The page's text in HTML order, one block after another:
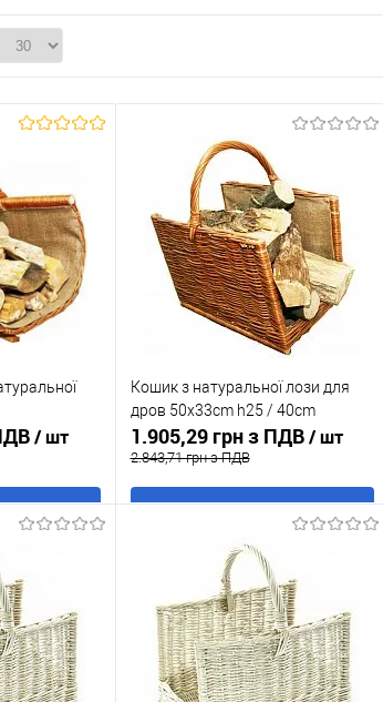
/ шт
До
В наявності
Кошик з натуральної лози для
дров 50x33cm h25 / 40cm
1.905,29 грн з ПДВ/ шт
2.843,71 грн з ПДВ
В кошик
Купити в 1 клік
До
порівняння
У обране
В наявності